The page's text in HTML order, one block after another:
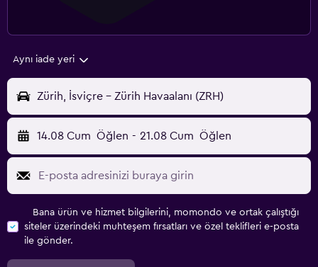
Aynı iade yeri
Zürih, İsviçre - Zürih Havaalanı (ZRH)
14.08 Cum Öğlen - 21.08 Cum Öğlen
Bana ürün ve hizmet bilgilerini, momondo ve ortak çalıştığı
siteler üzerindeki muhteşem fırsatları ve özel teklifleri e-posta
ile gönder.